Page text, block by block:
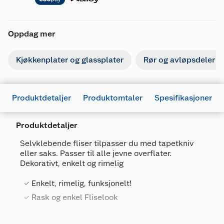
Oppdag mer
Kjøkkenplater og glassplater Rør og avløpsdeler
Produktdetaljer Produktomtaler Spesifikasjoner
Produktdetaljer
Selvklebende fliser tilpasser du med tapetkniv
eller saks. Passer til alle jevne overflater.
Dekorativt, enkelt og rimelig
Enkelt, rimelig, funksjonelt!
Rask og enkel Fliselook
Artikkelnummer
Leverandørens artikkelnummer